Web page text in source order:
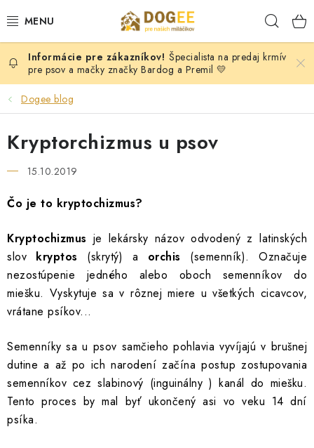
na
PSY
MAČKY
HLODAVCI
KONE
DOG PULLER SK
DOGFRISBEE
Moja objednávka KONTAKTY
POŠTOVNÉ A DOPRAVA
VEĽKOOBCHOD
OBCHODNÉ PODMIENKY
Špecialista na predaj krmív
pre psov a mačky značky Bardog a Premil 💛
Dogee blog
Kryptorchizmus u psov
15.10.2019
Čo je to kryptochizmus?
Kryptochizmus je lekársky názov odvodený z latinských
slov kryptos (skrytý) a orchis (semenník). Označuje
nezostúpenie jedného alebo oboch semenníkov do
miešku. Vyskytuje sa v rôznej miere u všetkých cicavcov,
vrátane psíkov...
Semenníky sa u psov samčieho pohlavia vyvíjajú v brušnej
dutine a až po ich narodení začína postup zostupovania
semenníkov cez slabinový (inguinálny ) kanál do miešku.
Tento proces by mal byť ukončený asi vo veku 14 dní
psíka.